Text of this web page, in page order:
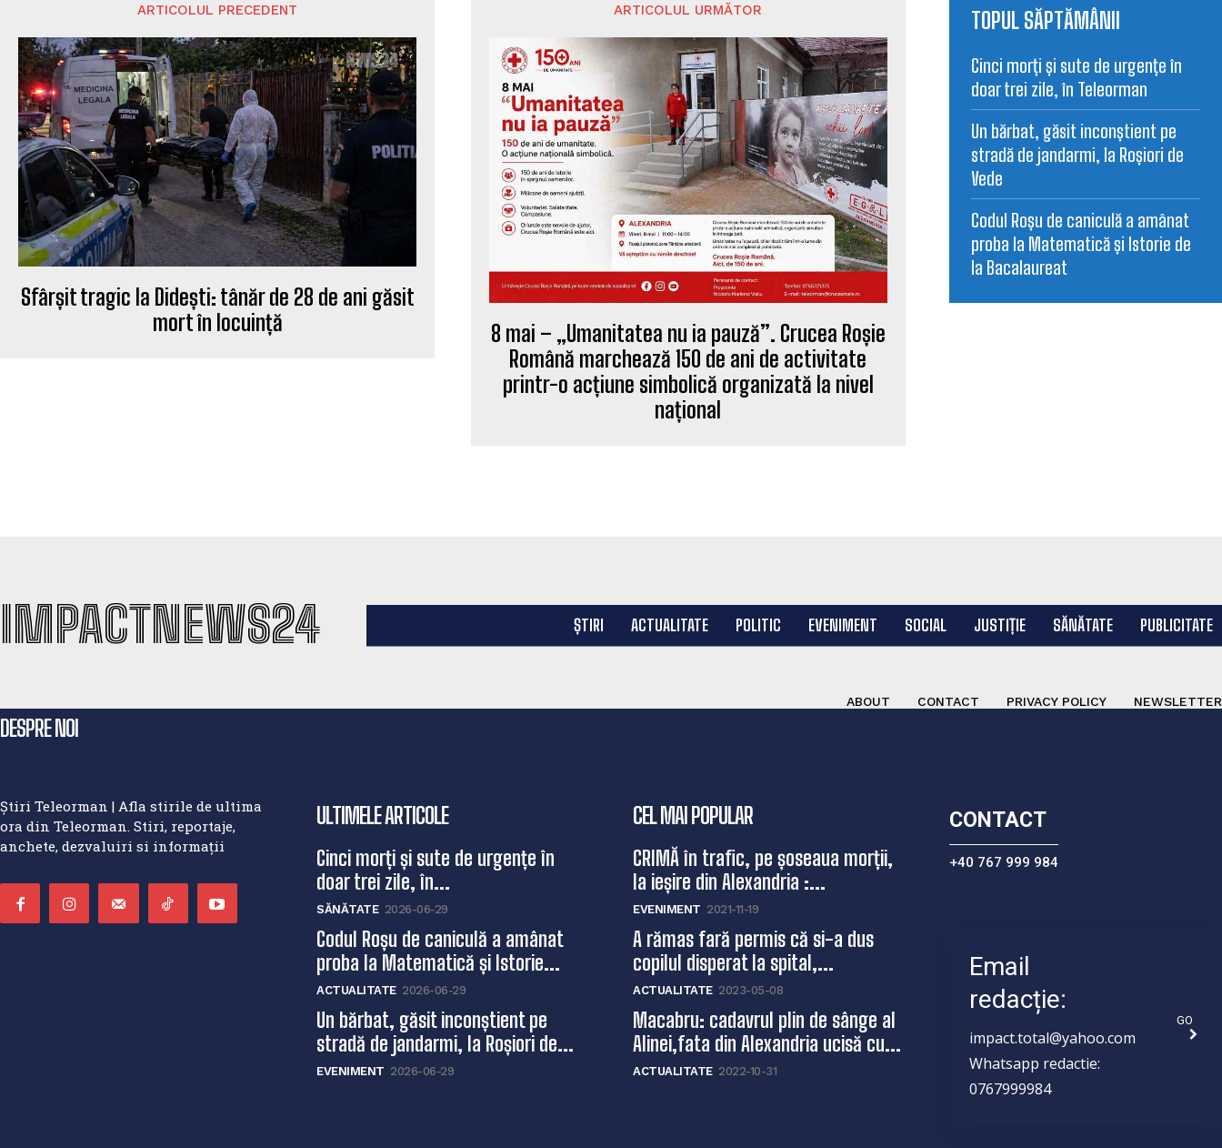
ARTICOLUL PRECEDENT
Sfârșit tragic la Didești: tânăr de 28 de ani găsit
mort în locuință
ARTICOLUL URMĂTOR
8 mai – „Umanitatea nu ia pauză”. Crucea Roșie
Română marchează 150 de ani de activitate
printr-o acțiune simbolică organizată la nivel
național
TOPUL SĂPTĂMÂNII
Cinci morți și sute de urgențe în
doar trei zile, în Teleorman
Un bărbat, găsit inconștient pe
stradă de jandarmi, la Roșiori de
Vede
Codul Roșu de caniculă a amânat
proba la Matematică și Istorie de
la Bacalaureat
IMPACTNEWS24 ȘTIRI ACTUALITATE POLITIC EVENIMENT SOCIAL JUSTIȚIE SĂNĂTATE PUBLICITATE
ABOUT CONTACT PRIVACY POLICY NEWSLETTER
DESPRE NOI
Știri Teleorman | Afla stirile de ultima
ora din Teleorman. Stiri, reportaje,
anchete, dezvaluiri si informații
ULTIMELE ARTICOLE
Cinci morți și sute de urgențe în
doar trei zile, în...
SĂNĂTATE 2026-06-29
Codul Roșu de caniculă a amânat
proba la Matematică și Istorie...
ACTUALITATE 2026-06-29
Un bărbat, găsit inconștient pe
stradă de jandarmi, la Roșiori de...
EVENIMENT 2026-06-29
CEL MAI POPULAR
CRIMĂ în trafic, pe șoseaua morții,
la ieșire din Alexandria :...
EVENIMENT 2021-11-19
A rămas fară permis că si-a dus
copilul disperat la spital,...
ACTUALITATE 2023-05-08
Macabru: cadavrul plin de sânge al
Alinei,fata din Alexandria ucisă cu...
ACTUALITATE 2022-10-31
CONTACT
+40 767 999 984
Email
redacție:
impact.total@yahoo.com
Whatsapp redactie:
0767999984
GO